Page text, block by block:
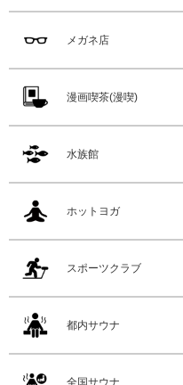
メガネ店
漫画喫茶(漫喫)
水族館
ホットヨガ
スポーツクラブ
都内サウナ
全国サウナ